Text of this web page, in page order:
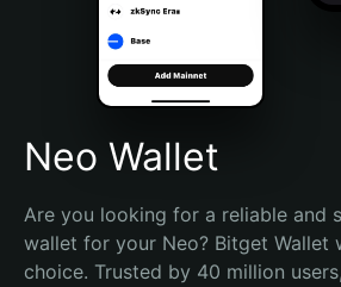
Português (Brasil)
Español (Argentina)
Neo Wallet
Are you looking for a reliable and
wallet for your Neo? Bitget Wallet
choice. Trusted by 40 million